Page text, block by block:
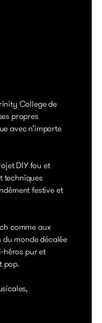
College de
propres
avec n’importe
DIY fou et
techniques
festive et
comme aux
monde décalée
héros pur et
pop.